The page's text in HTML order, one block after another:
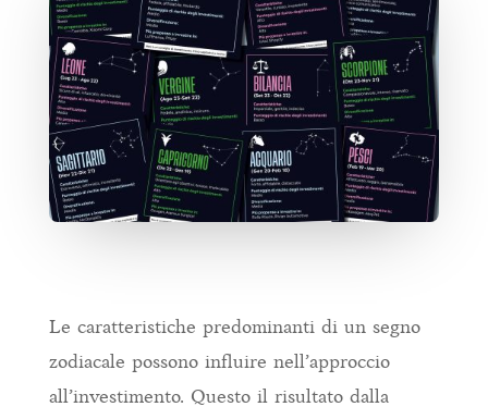
Le caratteristiche predominanti di un segno
zodiacale possono influire nell’approccio
all’investimento. Questo il risultato dalla